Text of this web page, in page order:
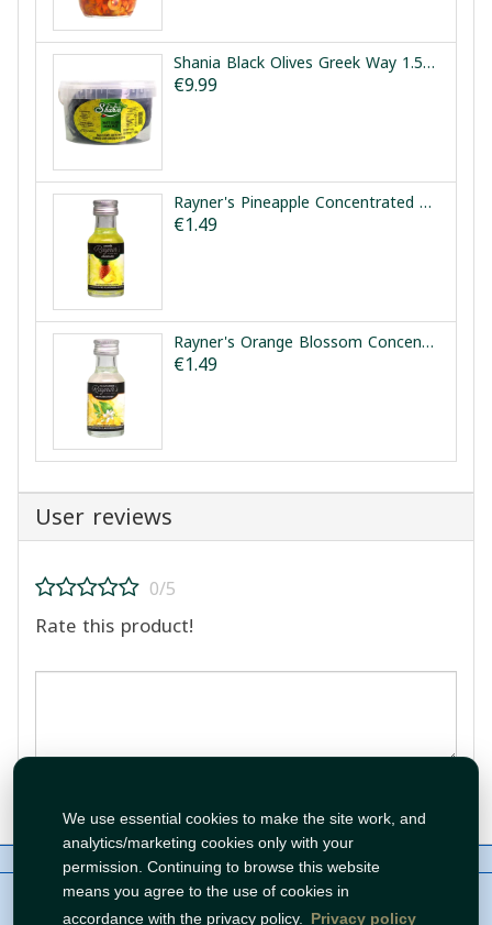
We use essential cookies to make the site work, and
analytics/marketing cookies only with your
permission. Continuing to browse this website
means you agree to the use of cookies in
accordance with the privacy policy. Privacy policy
Shania Black Olives Greek Way 1.5kg | زيتون أسود طريقة يونانية شانيا 1.5كغ
€9.99
Rayner's Pineapple Concentrated Flavouring Essence 25ml | نكهة الأناناس المركزة رينرز 25مل
€1.49
Rayner's Orange Blossom Concentrated Flavouring Essence 28ml | مركز ماء الزهر رينرز 28مل
€1.49
User reviews
0/5
Rate this product!
Contact Policies
Copyright© Tawfeer 2018-2026